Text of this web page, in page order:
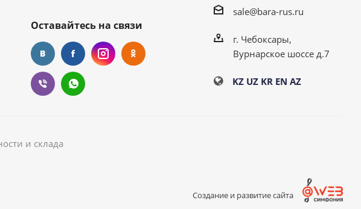
Оставайтесь на связи
sale@bara-rus.ru
г. Чебоксары,
Вурнарское шоссе д.7
KZ UZ KR EN AZ
и склада
Создание и развитие сайта